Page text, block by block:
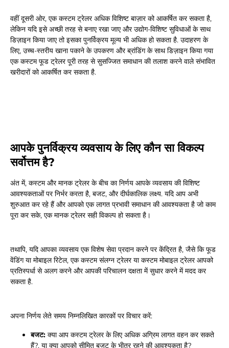
वहीं दूसरी ओर, एक कस्टम ट्रेलर अधिक विशिष्ट बाज़ार को आकर्षित कर सकता है,
लेकिन यदि इसे अच्छी तरह से बनाए रखा जाए और उद्योग-विशिष्ट सुविधाओं के साथ
डिज़ाइन किया जाए तो इसका पुनर्विक्रय मूल्य भी अधिक हो सकता है. उदाहरण के
लिए, उच्च-स्तरीय खाना पकाने के उपकरण और ब्रांडिंग के साथ डिज़ाइन किया गया
एक कस्टम फूड ट्रेलर पूरी तरह से सुसज्जित समाधान की तलाश करने वाले संभावित
खरीदारों को आकर्षित कर सकता है.
आपके पुनर्विक्रय व्यवसाय के लिए कौन सा विकल्प
सर्वोत्तम है?
अंत में, कस्टम और मानक ट्रेलर के बीच का निर्णय आपके व्यवसाय की विशिष्ट
आवश्यकताओं पर निर्भर करता है, बजट, और दीर्घकालिक लक्ष्य. यदि आप अभी
शुरुआत कर रहे हैं और आपको एक लागत प्रभावी समाधान की आवश्यकता है जो काम
पूरा कर सके, एक मानक ट्रेलर सही विकल्प हो सकता है।
तथापि, यदि आपका व्यवसाय एक विशेष सेवा प्रदान करने पर केंद्रित है, जैसे कि फूड
वेंडिंग या मोबाइल रिटेल, एक कस्टम संलग्न ट्रेलर या कस्टम मोबाइल ट्रेलर आपको
प्रतिस्पर्धा से अलग करने और आपकी परिचालन दक्षता में सुधार करने में मदद कर
सकता है.
अपना निर्णय लेते समय निम्नलिखित कारकों पर विचार करें:
बजट: क्या आप कस्टम ट्रेलर के लिए अधिक अग्रिम लागत वहन कर सकते
हैं?, या क्या आपको सीमित बजट के भीतर रहने की आवश्यकता है?